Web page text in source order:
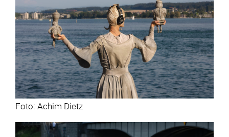
Foto: Achim Dietz